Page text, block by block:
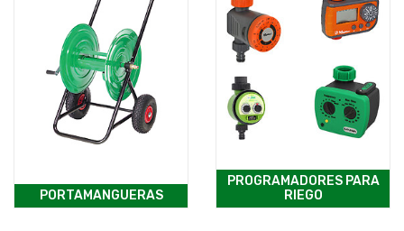
PORTAMANGUERAS
PROGRAMADORES PARA
RIEGO